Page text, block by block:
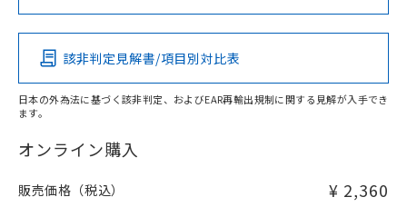
Pb Hg Cd Cr(VI)
O
在庫等で未対応品が混在する可能性があります。
問い合わせください。
該非判定見解書/項目別対比表
日本の外為法に基づく該非判定、およびEAR再輸出規制に関する見解が入手でき
ます。
オンライン購入
販売価格（税込） ¥ 2,360